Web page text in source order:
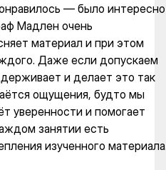
— было интересно
Мадлен очень
материал и при этом
Даже если допускаем
и делает это так
ощущения, будто мы
уверенности и помогает
занятии есть
изученного